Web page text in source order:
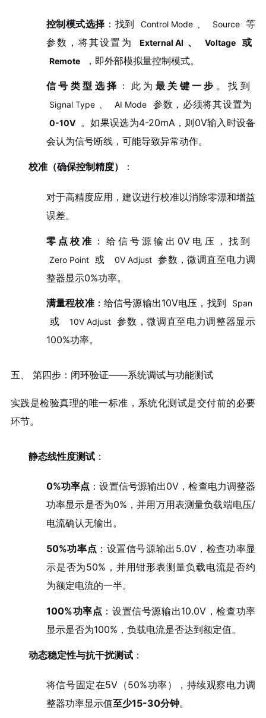
控制模式选择 ：找到 Control Mode Source
等
参数，将其设置为
External AI 、 Voltage 或
Remote ，即外部模拟量控制模式。
信号类型选择 ：此为 最关键一步 。找到
Signal Type 、 AI Mode 参数，必须将其设置为
0-10V 。如果误选为4-20mA，则0V输入时设备
会认为信号断线，可能导致异常动作。
校准（确保控制精度） ：
对于高精度应用，建议进行校准以消除零漂和增益
误差。
零点校准 ：给信号源输出0V电压，找到
Zero Point 或 0V Adjust
参数，微调直至电力调
整器显示0%功率。
满量程校准：给信号源输出10V电压，找到 Span
或 10V Adjust
参数，微调直至电力调整器显示
100%功率。
五、 第四步：闭环验证——系统调试与功能测试
实践是检验真理的唯一标准，系统化测试是交付前的必要
环节。
静态线性度测试：
0%功率点 ：设置信号源输出0V，检查电力调整器
功率显示是否为0%，并用万用表测量负载端电压/
电流确认无输出。
50%功率点 ：设置信号源输出5.0V，检查功率显
示是否为50%，并用钳形表测量负载电流是否约
为额定电流的一半。
100%功率点 ：设置信号源输出10.0V，检查功率
显示是否为100%，负载电流是否达到额定值。
动态稳定性与抗干扰测试：
将信号固定在5V（50%功率），持续观察电力调
整器功率显示值至少15-30分钟。